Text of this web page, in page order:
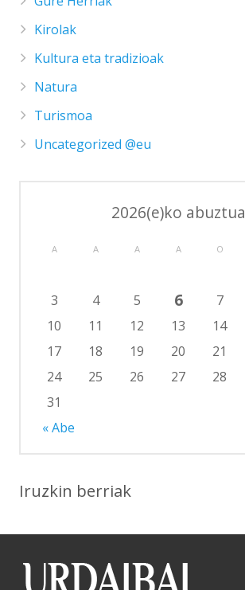
Kirolak
Kultura eta tradizioak
Natura
Turismoa
Uncategorized @eu
2026(e)ko abuztua
A A A A O
« Abe
3
4 5 6 7
10
11 12 13 14
17
18 19 20 21
24
25 26 27 28
31
Iruzkin berriak